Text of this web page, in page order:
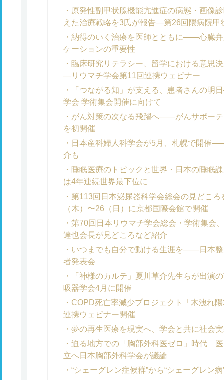
原発性副甲状腺機能亢進症の病態・画像
えた治療戦略を3氏が報告―第26回隈病院甲
納得のいく治療を医師とともに――心臓
ケーションの重要性
臨床研究リテラシー、留学における意思
―リウマチ学会第11回連携ウェビナー
「つながる知」が支える、患者さんの
学会 学術集会開催に向けて
がん対策の次なる飛躍へ――がんサポー
を初開催
日本産科婦人科学会が5月、札幌で開催
介も
睡眠医療のトピックと世界・日本の睡
は4年連続世界最下位に
第113回日本泌尿器科学会総会の見どこ
（木）〜26（日）に京都国際会館で開催
第70回日本リウマチ学会総会・学術集
達也会長が見どころなど紹介
いつまでも自分で動ける生涯を――日本
者発表会
「神様のカルテ」夏川草介先生らが出
吸器学会4月に開催
COPD死亡率減少プロジェクト「木洩れ
連携ウェビナー開催
夢の再生医療を現実へ、学会と共に社会
迫る地方での「胸部外科医ゼロ」時代
立へ日本胸部外科学会が議論
“シェーグレン症候群”から“シェーグレ